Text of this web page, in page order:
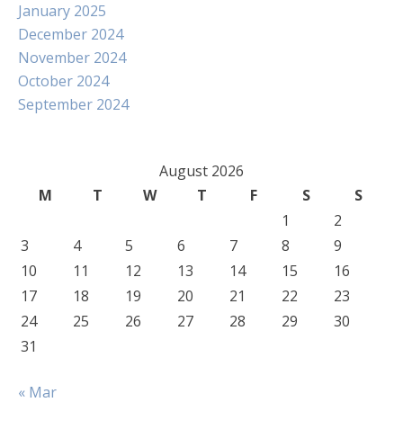
January 2025
December 2024
November 2024
October 2024
September 2024
August 2026
M
T W T F S
S
1
2
3
4 5 6 7 8
9
10
11 12 13 14 15
16
17
18 19 20 21 22
23
24
25 26 27 28 29
30
31
« Mar